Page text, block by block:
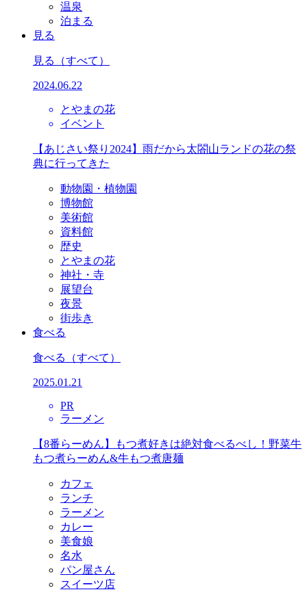
温泉
泊まる
見る
見る （すべて）
2024.06.22
とやまの花
イベント
【あじさい祭り2024】雨だから太閤山ランドの花の祭
典に行ってきた
動物園・植物園
博物館
美術館
資料館
歴史
とやまの花
神社・寺
展望台
夜景
街歩き
食べる
食べる （すべて）
2025.01.21
PR
ラーメン
【8番らーめん】もつ煮好きは絶対食べるべし！野菜牛
もつ煮らーめん&牛もつ煮唐麺
カフェ
ランチ
ラーメン
カレー
美食娘
名水
パン屋さん
スイーツ店